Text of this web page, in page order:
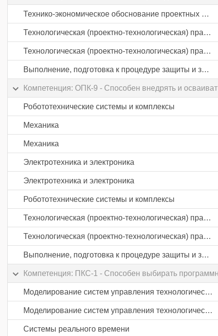
Технико-экономическое обоснование проектных решений
Технологическая (проектно-технологическая) практика
Технологическая (проектно-технологическая) практика
Выполнение, подготовка к процедуре защиты и защита выпускной квалификационной работы
Компетенция: ОПК-9 - Способен внедрять и
Робототехнические системы и комплексы
Механика
Механика
Электротехника и электроника
Электротехника и электроника
Робототехнические системы и комплексы
Технологическая (проектно-технологическая) практика
Технологическая (проектно-технологическая) практика
Выполнение, подготовка к процедуре защиты и защита выпускной квалификационной работы
Компетенция: ПКС-1 - Способен выбирать
Моделирование систем управления технологическими процессами в пищевой промышленности
Моделирование систем управления технологическими процессами в пищевой промышленности
Системы реального времени